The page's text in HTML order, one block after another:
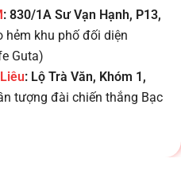
: 830/1A Sư Vạn Hạnh, P13,
hẻm khu phố đối diện
Guta)
: Lộ Trà Văn, Khóm 1,
tượng đài chiến thắng Bạc